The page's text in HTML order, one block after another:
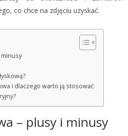
co chce na zdjęciu uzyskać.
minusy
i dlaczego warto ją stosować
– plusy i minusy